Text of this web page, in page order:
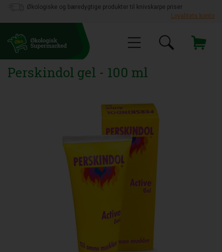
Økologiske og bæredygtige produkter til knivskarpe priser
Loyalitets konto
Perskindol gel - 100 ml